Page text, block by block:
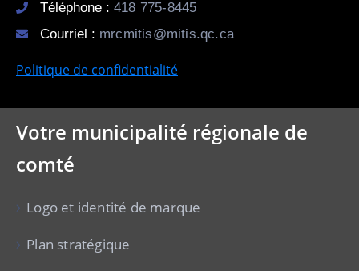
Téléphone : 418 775-8445
Courriel : mrcmitis@mitis.qc.ca
Politique de confidentialité
Votre municipalité régionale de
comté
Logo et identité de marque
Plan stratégique